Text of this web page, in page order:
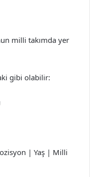
milli takımda yer
gibi olabilir:
| Yaş | Milli